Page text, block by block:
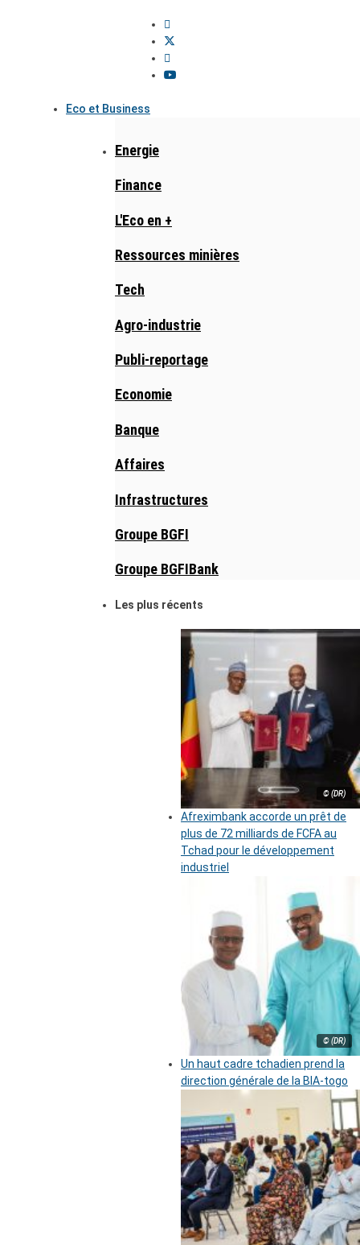
Eco et Business
Energie
Finance
L'Eco en +
Ressources minières
Tech
Agro-industrie
Publi-reportage
Economie
Banque
Affaires
Infrastructures
Groupe BGFI
Groupe BGFIBank
Les plus récents
© (DR)
Afreximbank accorde un prêt de
plus de 72 milliards de FCFA au
Tchad pour le développement
industriel
© (DR)
Un haut cadre tchadien prend la
direction générale de la BIA-togo